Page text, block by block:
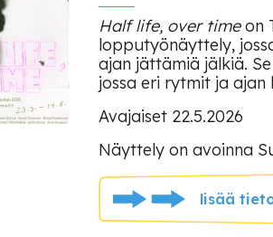
Half life, over timeon
lopputyönäyttely,
ajan jättämiä jälkiä.
jossa eri rytmit ja
Avajaiset 22.5.2026
Näyttely on avoinna
lisää